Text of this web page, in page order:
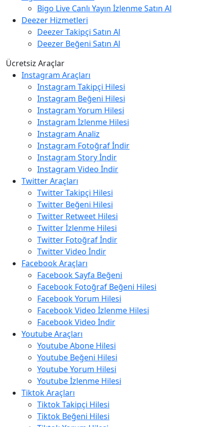
Bigo Live Canlı Yayın İzlenme Satın Al
Deezer Hizmetleri
Deezer Takipçi Satın Al
Deezer Beğeni Satın Al
Ücretsiz Araçlar
Instagram Araçları
Instagram Takipçi Hilesi
Instagram Beğeni Hilesi
Instagram Yorum Hilesi
Instagram İzlenme Hilesi
Instagram Analiz
Instagram Fotoğraf İndir
Instagram Story İndir
Instagram Video İndir
Twitter Araçları
Twitter Takipçi Hilesi
Twitter Beğeni Hilesi
Twitter Retweet Hilesi
Twitter İzlenme Hilesi
Twitter Fotoğraf İndir
Twitter Video İndir
Facebook Araçları
Facebook Sayfa Beğeni
Facebook Fotoğraf Beğeni Hilesi
Facebook Yorum Hilesi
Facebook Video İzlenme Hilesi
Facebook Video İndir
Youtube Araçları
Youtube Abone Hilesi
Youtube Beğeni Hilesi
Youtube Yorum Hilesi
Youtube İzlenme Hilesi
Tiktok Araçları
Tiktok Takipçi Hilesi
Tiktok Beğeni Hilesi